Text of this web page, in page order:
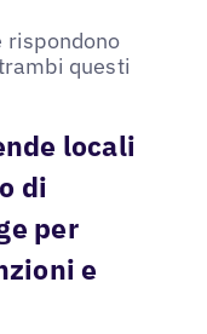
rispondono
questi
locali
di
per
e